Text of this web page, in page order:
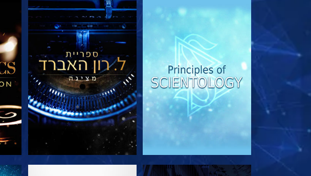
בדוק את הסדרה בדוק את הסדרה